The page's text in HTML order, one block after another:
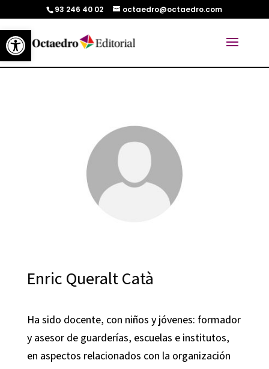
Abrir barra de herramientas
93 246 40 02 octaedro@octaedro.com
Enric Queralt Catà
Ha sido docente, con niños y jóvenes: formador
y asesor de guarderías, escuelas e institutos,
en aspectos relacionados con la organización